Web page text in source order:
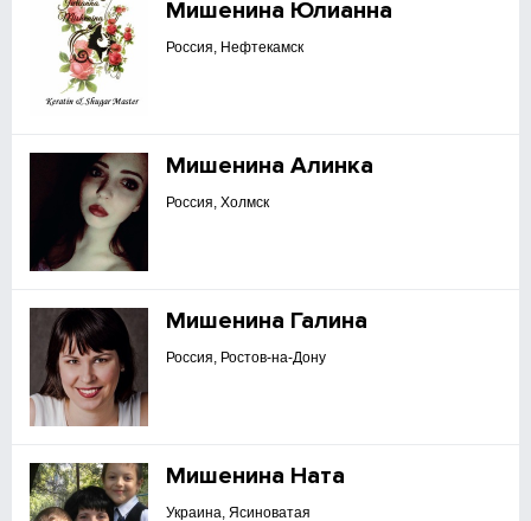
Мишенина Юлианна
Россия, Нефтекамск
Мишенина Алинка
Россия, Холмск
Мишенина Галина
Россия, Ростов-на-Дону
Мишенина Ната
Украина, Ясиноватая